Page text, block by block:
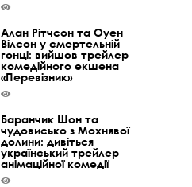
Алан Рітчсон та Оуен
Вілсон у смертельній
гонці: вийшов трейлер
комедійного екшена
«Перевізник»
Баранчик Шон та
чудовисько з Мохнявої
долини: дивіться
український трейлер
анімаційної комедії